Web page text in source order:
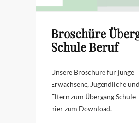
Broschüre
Schule Beruf
Unsere Broschüre für junge
Erwachsene, Jugendliche
Eltern zum Übergang Schule
hier zum Download.